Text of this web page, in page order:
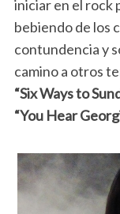
iniciar en el rock
bebiendo de los
contundencia y
camino a otros
“Six Ways to
“You Hear